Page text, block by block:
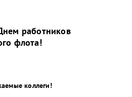
работников
флота!
коллеги!